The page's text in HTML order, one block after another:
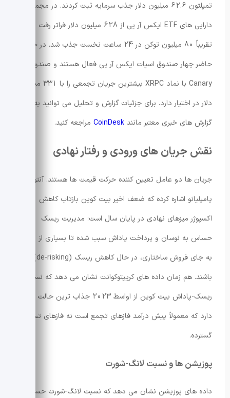
تمپلتون 62.6 میلیون دلار جذب سرمایه ثبت کردند. در مجموع
دارایی های ETF ایکس آر پی از 628 میلیون دلار فراتر رفت و
تقریباً 80 میلیون توکن در 24 ساعت نخست جذب شد. در حال
حاضر چهار صندوق اسپات ایکس آر پی فعال هستند و صندوق
Canary با نماد XRPC بیشترین جریان تجمعی را با 331 میلیون
دلار در اختیار دارد. برای جزئیات گزارش و تحلیل می توانید به
گزارش های خبری معتبر مانند CoinDesk مراجعه کنید.
نقش جریان های ورودی و رفتار نهادی
جریان ها دو عامل تعیین کننده حرکت قیمت ها هستند. آنتونی
پامپلیانو اشاره کرده که ضعف اخیر بیت کوین بازتاب کاهش
اکسپوژر میزهای نهادی در پایان سال است؛ مدیریت ریسک
حساس به نوسان و پرداخت پاداش سبب شده تا بسیاری از میزها
به جای فروش ساختاری، در حال کاهش ریسک (de-risking)
باشند. هم زمان داده های کریپتوکوانت نشان می دهد که نسبت
ریسک-پاداش بیت کوین از اواسط 2023 جذاب ترین حالت را
دارد که معمولاً پیش درآمد فازهای تجمع است نه فازهای تسلیم
گسترده.
پوزیشن ها و نسبت لانگ-شورت
داده های پوزیشن نشان می دهد که نسبت لانگ-شورت حساب